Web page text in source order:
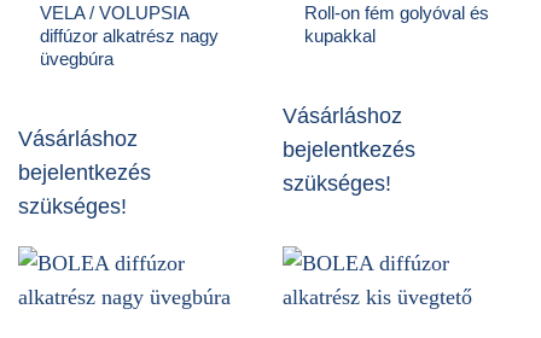
VELA / VOLUPSIA
diffúzor alkatrész nagy
üvegbúra
Vásárláshoz
bejelentkezés
szükséges!
Roll-on fém golyóval és
kupakkal
Vásárláshoz
bejelentkezés
szükséges!